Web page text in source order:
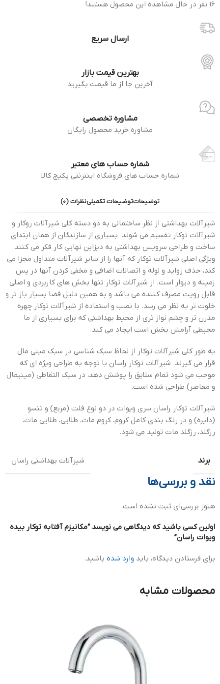
16 نفر در حال مشاهده این محصول هستند!
ارسال سریع
بهترین قیمت بازار
آخرین جا از ما قیمت بگیرید
مشاوره تخصصی
مشاوره خرید محصول رایگان
شماره حساب های معتبر
شماره حساب های فروشگاه اینترنتی پکیج کالا
توضیحاتتوضیحات تکمیلینظرات (0)
شیرآلات بهداشتی از نظر ساختمانی به دو دسته کلی شیرآلات روکار و
شیرآلات توکار تقسیم می شوند. بسیاری از سازندگان از همان ابتدای
ساخت و طراحی سرویس بهداشتی به دیزاین نهایی کار فکر می کنند.
ویژگی اصلی شیرآلات توکار که آنها را از سایر شیرآلات متداول مجزا می
کند، حذف زواید و لوله و اتصالات اضافی و مخفی کردن آنها در پس
زمینه و دیوار است. از شیرآلات توکار تنها بخش های کاربردی و اصلی
قابل رویت مصرف کننده می باشد و به همین دلیل فضا بسیار باز تر و
خلوت تر به نظر می رسد. با نصب و استفاده از شیرآلات توکار چهره
مدرن تر و چشم نواز تری از محیط بهداشتی که برای بسیاری از ما
محیطی آرامش بخش است ایجاد می کند.
به طور کلی شیرآلات توکار از لحاظ سبک شناسی در سبک مینی مال
قرار می گیرند. شیرآلات توکار راسان با توجه به طراحی ویژه ای که
موجب می شود تمام سلایق را پوشش دهد، در سبک التقاطی (مینیمال
و معاصر) طراحی شده است.
شیرآلات توکار راسان سری ویوات در دو نوع فلت (مربع) و تنسو
(دایره) و در رنگ بندی کامل کروم، کروم مات، طلایی، طلایی مات،
رزگلد، رزگلد مات تولید می شود.
برند شیرآلات بهداشتی راسان
نقد و بررسی‌ها
هنوز بررسی‌ای ثبت نشده است.
اولین کسی باشید که دیدگاهی می نویسد “مکانیزم آفتابه توکار بیده
ویوات راسان”
برای فرستادن دیدگاه، باید وارد شده باشید.
محصولات مشابه